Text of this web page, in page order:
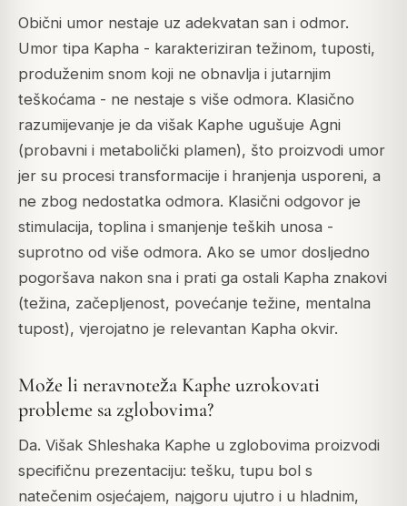
Obični umor nestaje uz adekvatan san i odmor.
Umor tipa Kapha - karakteriziran težinom, tuposti,
produženim snom koji ne obnavlja i jutarnjim
teškoćama - ne nestaje s više odmora. Klasično
razumijevanje je da višak Kaphe ugušuje Agni
(probavni i metabolički plamen), što proizvodi umor
jer su procesi transformacije i hranjenja usporeni, a
ne zbog nedostatka odmora. Klasični odgovor je
stimulacija, toplina i smanjenje teških unosa -
suprotno od više odmora. Ako se umor dosljedno
pogoršava nakon sna i prati ga ostali Kapha znakovi
(težina, začepljenost, povećanje težine, mentalna
tupost), vjerojatno je relevantan Kapha okvir.
Može li neravnoteža Kaphe uzrokovati
probleme sa zglobovima?
Da. Višak Shleshaka Kaphe u zglobovima proizvodi
specifičnu prezentaciju: tešku, tupu bol s
natečenim osjećajem, najgoru ujutro i u hladnim,